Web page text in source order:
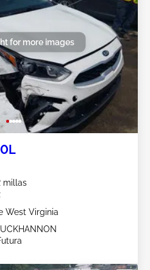
for more images
millas
West Virginia